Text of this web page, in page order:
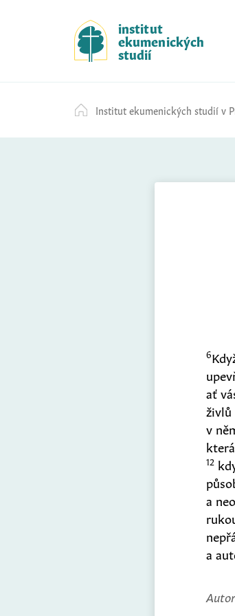
k
i
p
t
c
o
institut
ekumenických
studií
Institut ekumenických studií v
6
ať
v
12
a
a